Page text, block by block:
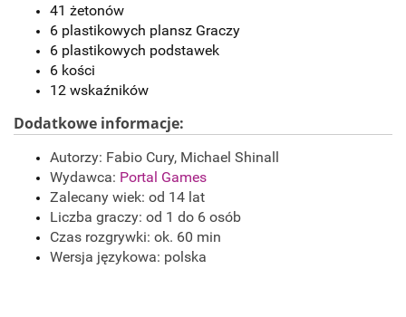
41 żetonów
6 plastikowych plansz Graczy
6 plastikowych podstawek
6 kości
12 wskaźników
Dodatkowe informacje:
Autorzy: Fabio Cury, Michael Shinall
Wydawca: Portal Games
Zalecany wiek: od 14 lat
Liczba graczy: od 1 do 6 osób
Czas rozgrywki: ok. 60 min
Wersja językowa: polska